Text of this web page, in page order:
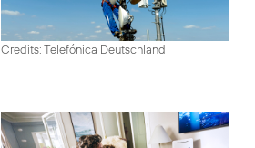
Credits: Telefónica Deutschland